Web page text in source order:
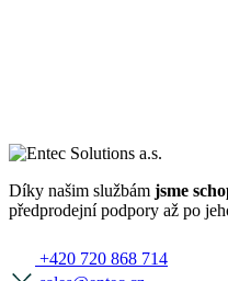
Díky našim službám jsme
předprodejní podpory až po
+420 720 868 714